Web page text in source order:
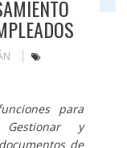
para
Gestionar y
de